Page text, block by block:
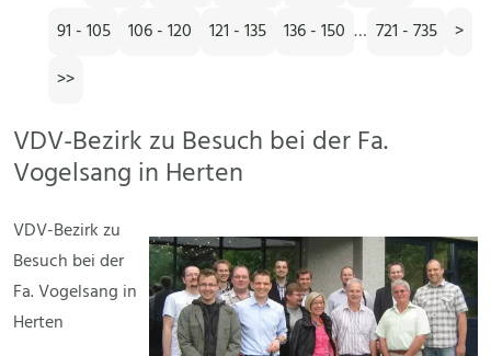
91 - 105
106 - 120 121 - 135 136 - 150 … 721 - 735
>
>>
VDV-Bezirk zu Besuch bei der Fa.
Vogelsang in Herten
VDV-Bezirk zu
Besuch bei der
Fa. Vogelsang in
Herten